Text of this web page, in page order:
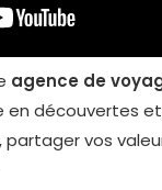
agence de
découvertes
vos